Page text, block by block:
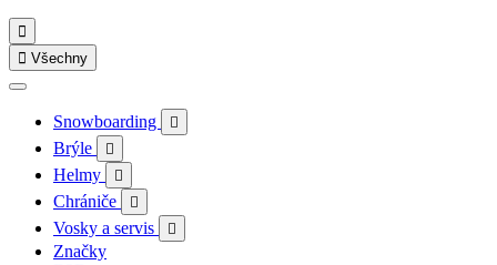

 Všechny
Snowboarding 
Brýle 
Helmy 
Chrániče 
Vosky a servis 
Značky